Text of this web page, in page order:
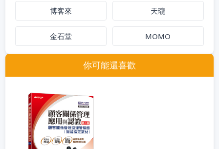
博客來 天瓏
金石堂 MOMO
你可能還喜歡